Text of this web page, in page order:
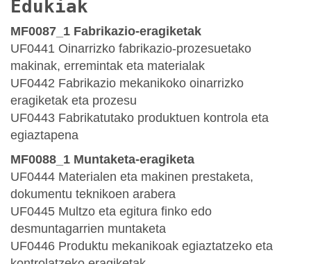
Edukiak
MF0087_1 Fabrikazio-eragiketak
UF0441 Oinarrizko fabrikazio-prozesuetako
makinak, erremintak eta materialak
UF0442 Fabrikazio mekanikoko oinarrizko
eragiketak eta prozesu
UF0443 Fabrikatutako produktuen kontrola eta
egiaztapena
MF0088_1 Muntaketa-eragiketa
UF0444 Materialen eta makinen prestaketa,
dokumentu teknikoen arabera
UF0445 Multzo eta egitura finko edo
desmuntagarrien muntaketa
UF0446 Produktu mekanikoak egiaztatzeko eta